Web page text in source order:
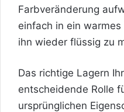
Farbveränderung
einfach in ein
ihn wieder flüssig zu
Das richtige Lagern
entscheidende Rolle
ursprünglichen